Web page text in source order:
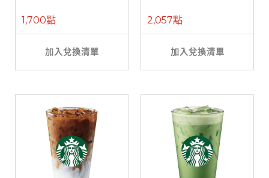
1,700點
加入兌換清單
2,057點
加入兌換清單